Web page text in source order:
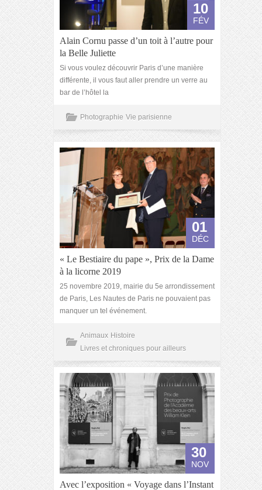
10
FÉV
Alain Cornu passe d’un toit à l’autre pour
la Belle Juliette
Si vous voulez découvrir Paris d’une manière
différente, il vous faut aller prendre un verre au
bar de l’hôtel la
Photographie Vie parisienne
01
DÉC
« Le Bestiaire du pape », Prix de la Dame
à la licorne 2019
25 novembre 2019, mairie du 5e arrondissement
de Paris, Les Nautes de Paris ne pouvaient pas
manquer un tel événement.
Animaux Histoire
Livres et chroniques pour ailleurs
30
NOV
Avec l’exposition « Voyage dans l’Instant